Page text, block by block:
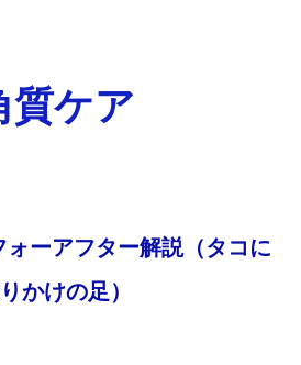
質ケア
ーアフター解説（タコに
かけの足）